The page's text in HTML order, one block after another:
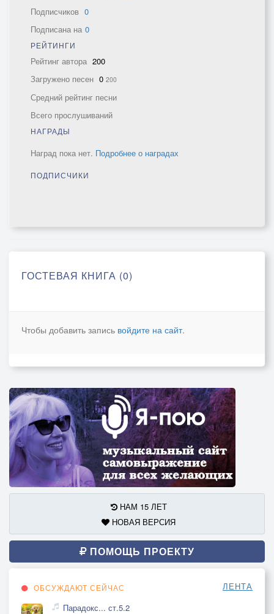
Подписчиков 0
Подписана на 0
РЕЙТИНГИ
Рейтинг автора 200
Загружено песен 0 200
Средний рейтинг песни
Всего прослушиваний
НАГРАДЫ
Наград пока нет. Подробнее о наградах
ПОДПИСЧИКИ
ГОСТЕВАЯ КНИГА (0)
Чтобы добавить запись войдите на сайт.
НАМ 15 ЛЕТ
НОВАЯ ВЕРСИЯ
ПОМОЩЬ ПРОЕКТУ
ОБСУЖДАЮТ СЕЙЧАС ЛЕНТА
Парадокс... ст.5.2